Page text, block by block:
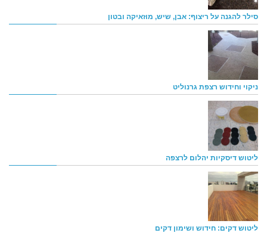
סילר להגנה על ריצוף: אבן, שיש, מוזאיקה ובטון
ניקוי וחידוש רצפת גרנוליט
ליטוש דיסקיות יהלום לרצפה
ליטוש דקים: חידוש ושימון דקים